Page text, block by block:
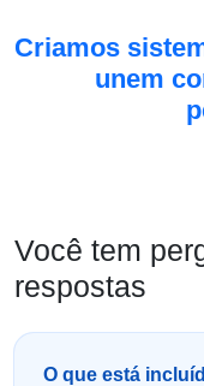
Criamos
unem
Você tem
respostas
O que está